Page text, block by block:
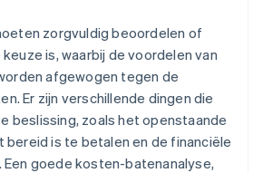
zorgvuldig beoordelen of
is, waarbij de voordelen van
afgewogen tegen de
Er zijn verschillende dingen die
beslissing, zoals het openstaande
bereid is te betalen en de financiële
goede kosten-batenanalyse,